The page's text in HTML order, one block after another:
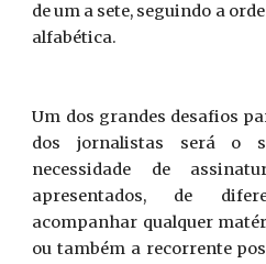
de um a sete, seguindo a
alfabética.
Um dos grandes desafios
dos jornalistas será o
necessidade de
apresentados, de
acompanhar qualquer
ou também a recorrente